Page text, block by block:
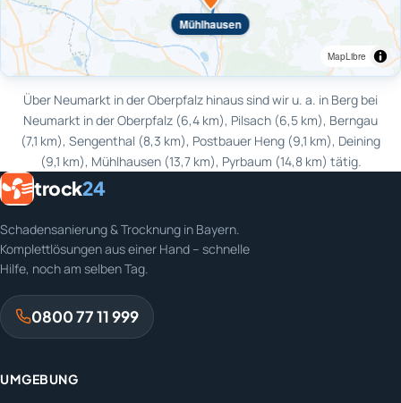
Mühlhausen
MapLibre
Über Neumarkt in der Oberpfalz hinaus sind wir u. a. in Berg bei
Neumarkt in der Oberpfalz (6,4 km), Pilsach (6,5 km), Berngau
(7,1 km), Sengenthal (8,3 km), Postbauer Heng (9,1 km), Deining
(9,1 km), Mühlhausen (13,7 km), Pyrbaum (14,8 km) tätig.
trock24
Schadensanierung & Trocknung in Bayern.
Komplettlösungen aus einer Hand – schnelle
Hilfe, noch am selben Tag.
0800 77 11 999
UMGEBUNG